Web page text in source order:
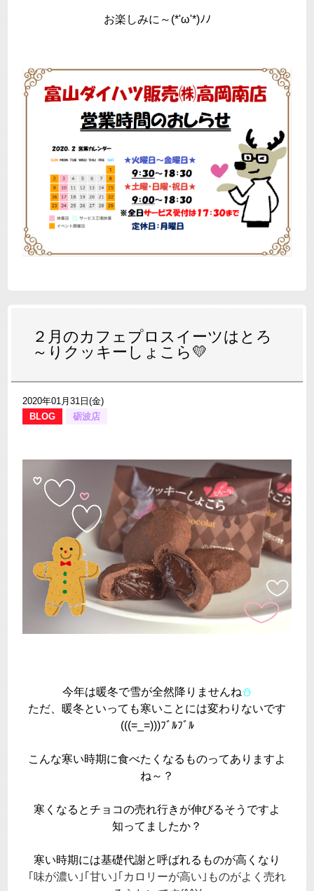
お楽しみに～(*'ω'*)ﾉﾉ
２月のカフェプロスイーツはとろ
～りクッキーしょこら💛
2020年01月31日(金)
BLOG
砺波店
今年は暖冬で雪が全然降りませんね⛄
ただ、暖冬といっても寒いことには変わりないです
(((=_=)))ﾌﾞﾙﾌﾞﾙ
こんな寒い時期に食べたくなるものってありますよ
ね～？
寒くなるとチョコの売れ行きが伸びるそうですよ
知ってましたか？
寒い時期には基礎代謝と呼ばれるものが高くなり
｢味が濃い｣｢甘い｣｢カロリーが高い｣ものがよく売れ